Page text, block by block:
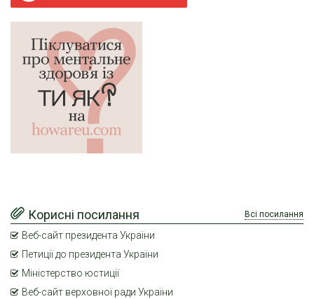
Корисні посилання Всі посилання
Веб-сайт президента України
Петиції до президента України
Міністерство юстиції
Веб-сайт верховної ради України